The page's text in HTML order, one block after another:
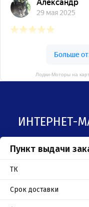
Лодки-Моторы на
ИНТЕРНЕТ-
ЛОДОЧНЫХ
Пункт выдачи
ТК
Срок доставки